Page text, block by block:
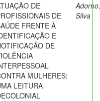
DE
DE
FRENTE À
E
DE
MULHERES:
LEITURA
Silva